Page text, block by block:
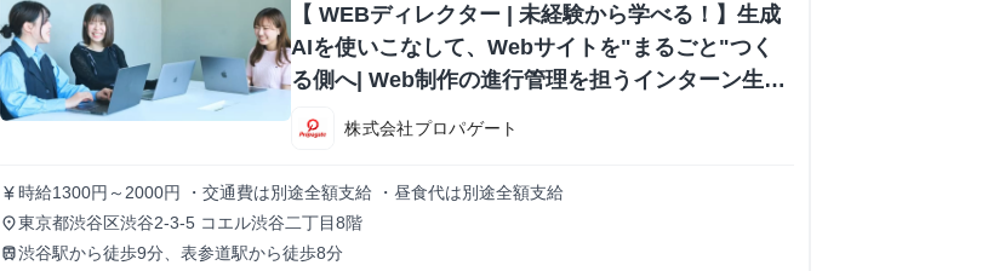
【 WEBディレクター | 未経験から学べる！】生成
AIを使いこなして、Webサイトを"まるごと"つく
る側へ| Web制作の進行管理を担うインターン生募
集！#Webデザイン #生成AI #プログラミング知識
不要
株式会社プロパゲート
currency_yen時給1300円～2000円 ・交通費は別途全額支給 ・昼食代は別途全額支給
place東京都渋谷区渋谷2-3-5 コエル渋谷二丁目8階
train渋谷駅から徒歩9分、表参道駅から徒歩8分